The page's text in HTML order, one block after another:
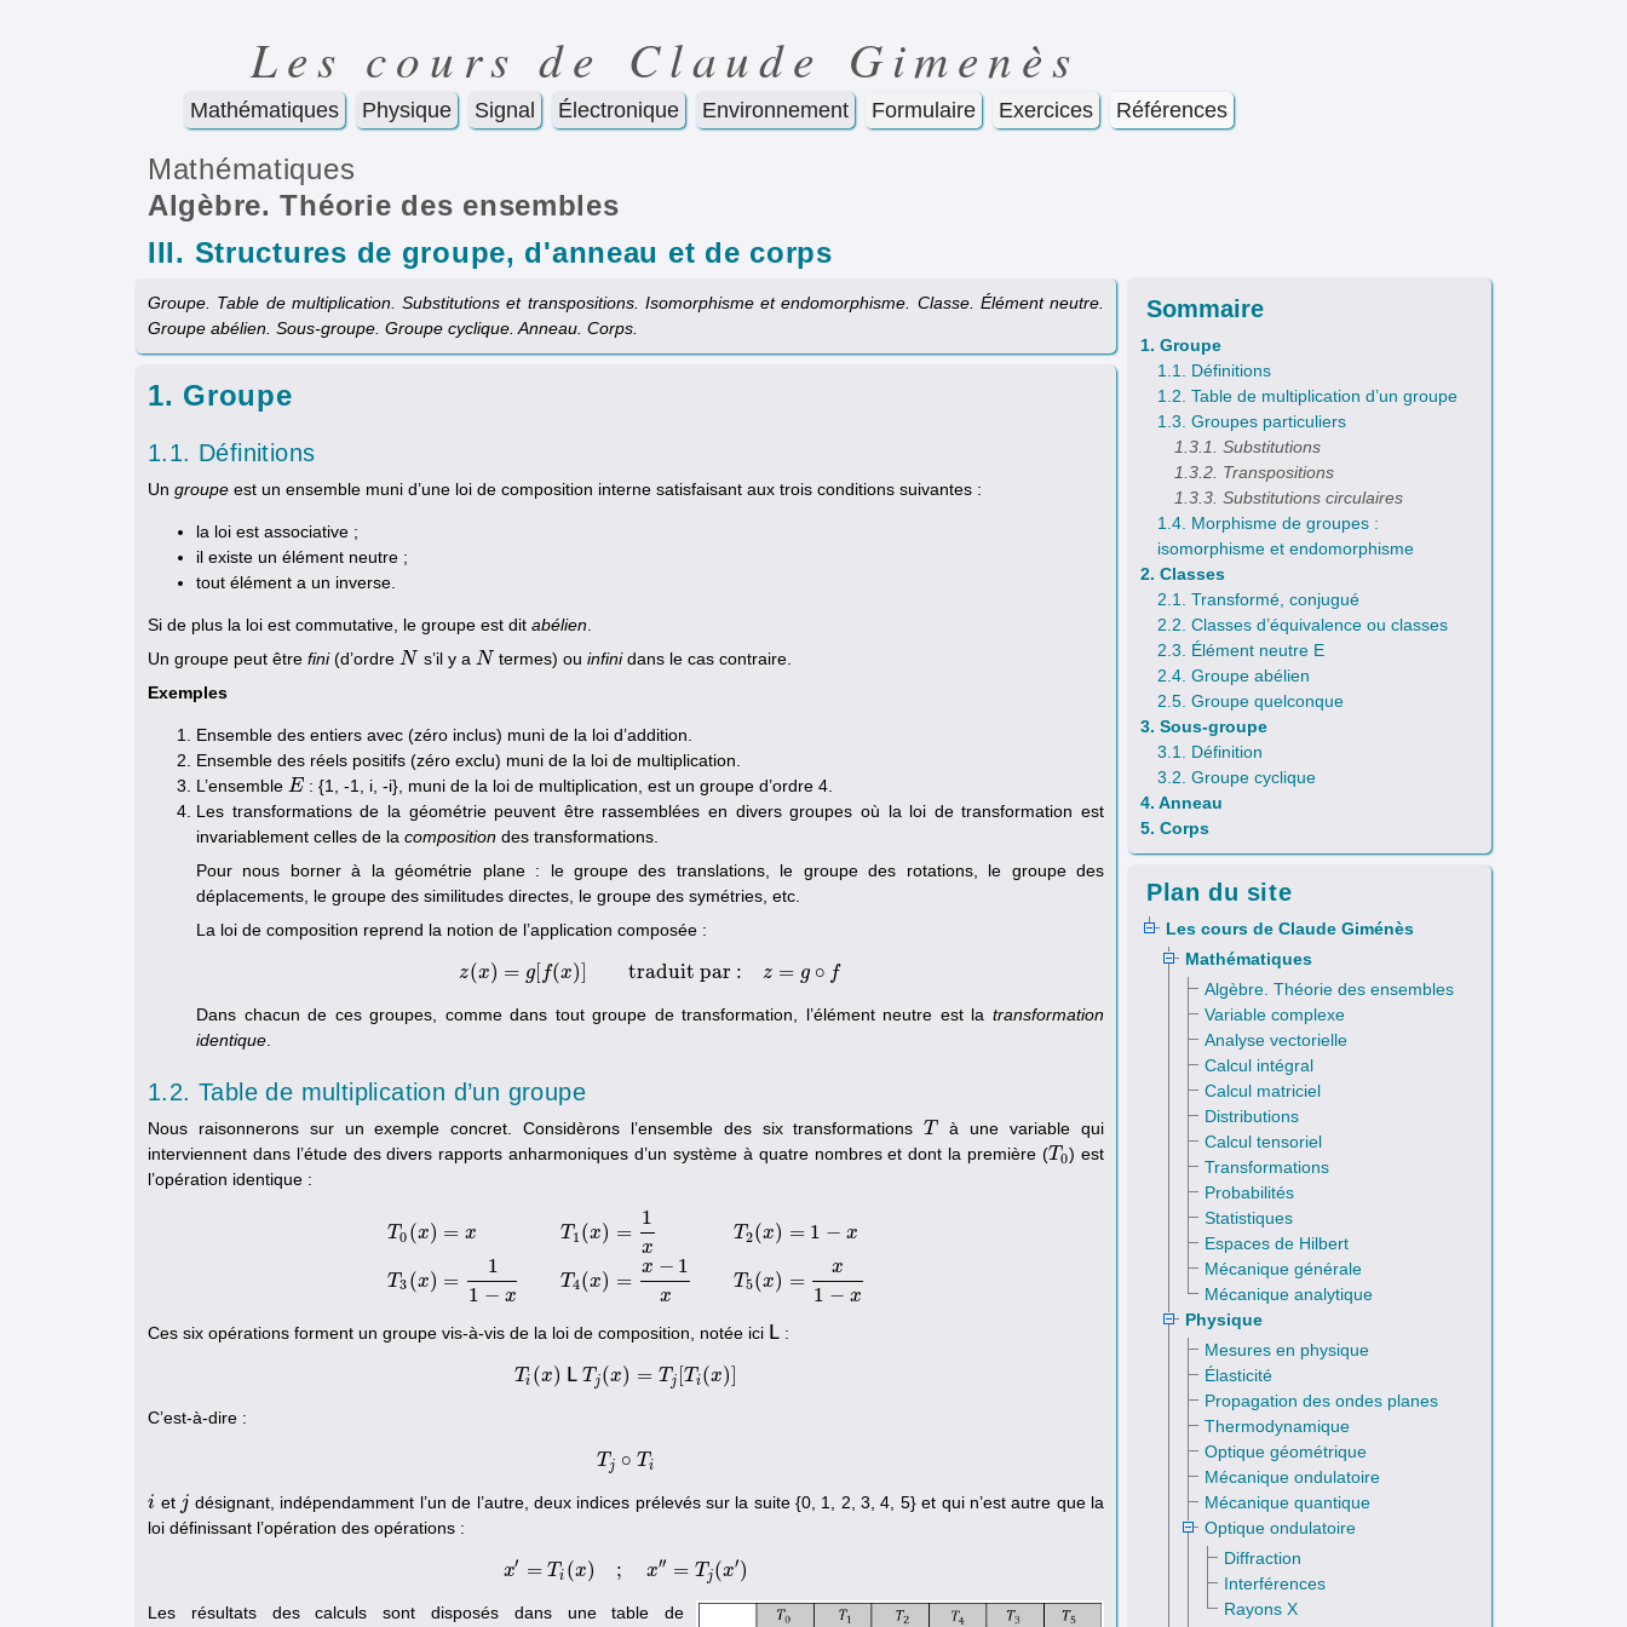
Les cours de Claude Gimenès
Mathématiques Physique Signal Électronique Environnement Formulaire Exercices Références
Mathématiques
Algèbre. Théorie des ensembles
III. Structures de groupe, d'anneau et de corps
Sommaire
1. Groupe
1.1. Définitions
1.2. Table de multiplication d’un groupe
1.3. Groupes particuliers
1.3.1. Substitutions
1.3.2. Transpositions
1.3.3. Substitutions circulaires
1.4. Morphisme de groupes :
isomorphisme et endomorphisme
2. Classes
2.1. Transformé, conjugué
2.2. Classes d’équivalence ou classes
2.3. Élément neutre E
2.4. Groupe abélien
2.5. Groupe quelconque
3. Sous-groupe
3.1. Définition
3.2. Groupe cyclique
4. Anneau
5. Corps
Plan du site
Les cours de Claude Giménès
Mathématiques
Algèbre. Théorie des ensembles
Variable complexe
Analyse vectorielle
Calcul intégral
Calcul matriciel
Distributions
Calcul tensoriel
Transformations
Probabilités
Statistiques
Espaces de Hilbert
Mécanique générale
Mécanique analytique
Physique
Mesures en physique
Élasticité
Propagation des ondes planes
Thermodynamique
Optique géométrique
Mécanique ondulatoire
Mécanique quantique
Optique ondulatoire
Diffraction
Interférences
Rayons X
Groupe. Table de multiplication. Substitutions et transpositions. Isomorphisme et endomorphisme. Classe. Élément neutre.
Groupe abélien. Sous-groupe. Groupe cyclique. Anneau. Corps.
1. Groupe
1.1. Définitions
Un groupe est un ensemble muni d’une loi de composition interne satisfaisant aux trois conditions suivantes :
la loi est associative ;
il existe un élément neutre ;
tout élément a un inverse.
Si de plus la loi est commutative, le groupe est dit abélien
Un groupe peut être fini(d’ordre N
N s’il y a N
N termes) ouinfinidans le cas contraire.
Exemples
Ensemble des entiers avec (zéro inclus) muni de la loi d’addition.
Ensemble des réels positifs (zéro exclu) muni de la loi de multiplication.
L’ensemble E
E : {1, -1, i, -i}, muni de la loi de multiplication, est un groupe d’ordre 4.
Les transformations de la géométrie peuvent être rassemblées en divers groupes où la loi de transformation est
invariablement celles de la composition des transformations.
Pour nous borner à la géométrie plane : le groupe des translations, le groupe des rotations, le groupe des
déplacements, le groupe des similitudes directes, le groupe des symétries, etc.
La loi de composition reprend la notion de l’application composée :
z(x) = g f(x) traduit par : z = g ∘ f
z(x)= traduit par :z= g
Dans chacun de ces groupes, comme dans tout groupe de transformation, l’élément neutre est la transformation
identique
1.2. Table de multiplication d’un groupe
Nous raisonnerons sur un exemple concret. Considèrons l’ensemble des six transformationsT
T
à une variable qui
interviennent dans l’étude des divers rapports anharmoniques d’un système à quatre nombres et dont la première (T0
T0) est
l’opération identique :
T0 (x) = x
T3 (x) =
1
1 − x
T 1 (x) =
1
x
T4(x) =
x − 1
x
T2(x) = 1 − x
T5(x) =
x
1 − x
)= =1 x
Ces six opérations forment un groupe vis-à-vis de la loi de composition, notée ici L
L :
Ti (x) L T j(x) = T j Ti(x)
Ti x) L Tj(x =T j[Ti (x)]
C’est-à-dire :
T j ∘ Ti
T ∘ Ti
i
i et j
j désignant, indépendamment l’un de l’autre, deux indices prélevés sur la suite {0, 1, 2, 3, 4, 5} et qui n’est autre que la
loi définissant l’opération des opérations :
x′ = Ti (x) ; x′′ = T j(x′)
x′=T ); =Tj( x′)
Les résultats des calculs sont disposés dans une table de